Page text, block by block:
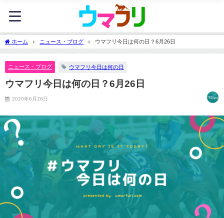
ホーム ニュース・ブログ ウマフリ今日は何の日？6月26日
ニュース・ブログ ウマフリ今日は何の日
ウマフリ今日は何の日？6月26日
2020年6月26日